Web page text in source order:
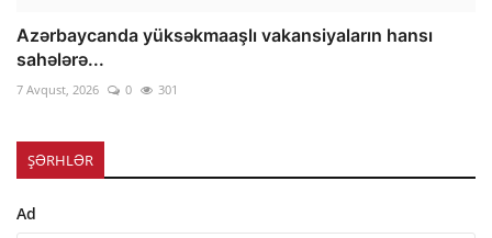
Azərbaycanda yüksəkmaaşlı vakansiyaların hansı
sahələrə...
7 Avqust, 2026 0 301
ŞƏRHLƏR
Ad